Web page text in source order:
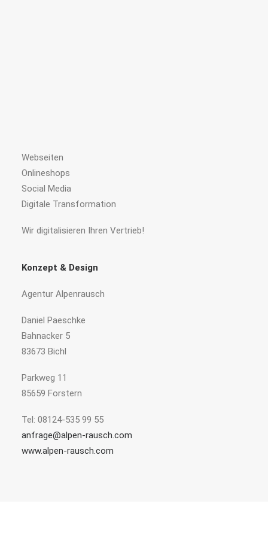
Webseiten
Onlineshops
Social Media
Digitale Transformation
Wir digitalisieren Ihren Vertrieb!
Konzept & Design
Agentur Alpenrausch
Daniel Paeschke
Bahnacker 5
83673 Bichl
Parkweg 11
85659 Forstern
Tel: 08124-535 99 55
anfrage@alpen-rausch.com
www.alpen-rausch.com